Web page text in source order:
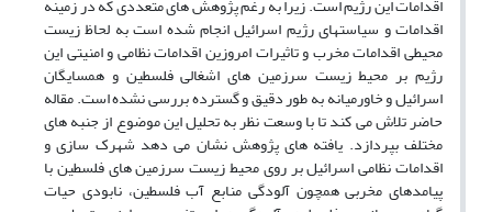
اقدامات این رژیم است. زیرا به رغم پژوهش های متعددی که در زمینه
اقدامات و سیاستهای رژیم اسرائیل انجام شده است به لحاظ زیست
محیطی اقدامات مخرب و تاثیرات امروزین اقدامات نظامی و امنیتی این
رژیم بر محیط زیست سرزمین های اشغالی فلسطین و همسایگان
اسرائیل و خاورمیانه به طور دقیق و گسترده بررسی نشده است. مقاله
حاضر تلاش می کند تا با وسعت نظر به تحلیل این موضوع از جنبه های
مختلف بپردازد. یافته های پژوهش نشان می دهد شهرک سازی و
اقدامات نظامی اسرائیل بر روی محیط زیست سرزمین های فلسطین با
پیامدهای مخربی همچون آلودگی منابع آب فلسطین، نابودی حیات